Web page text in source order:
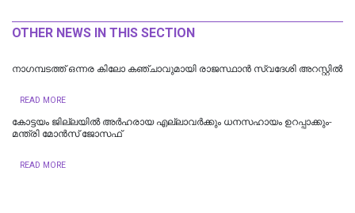
OTHER NEWS IN THIS SECTION
നാഗമ്പടത്ത് ഒന്നര കിലോ കഞ്ചാവുമായി രാജസ്ഥാന്‍ സ്വദേശി അറസ്റ്റില്‍
READ MORE
കോട്ടയം ജില്ലയില്‍ അര്‍ഹരായ എല്ലാവര്‍ക്കും ധനസഹായം ഉറപ്പാക്കും-
മന്ത്രി മോന്‍സ് ജോസഫ്
READ MORE